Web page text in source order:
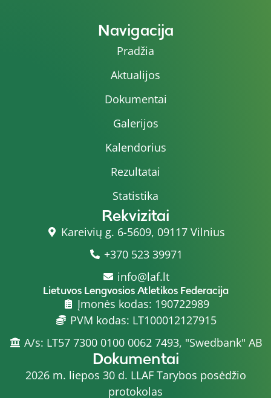
Navigacija
Pradžia
Aktualijos
Dokumentai
Galerijos
Kalendorius
Rezultatai
Statistika
Rekvizitai
Kareivių g. 6-5609, 09117 Vilnius
+370 523 39971
info@laf.lt
Lietuvos Lengvosios Atletikos Federacija
Įmonės kodas: 190722989
PVM kodas: LT100012127915
A/s: LT57 7300 0100 0062 7493, "Swedbank" AB
Dokumentai
2026 m. liepos 30 d. LLAF Tarybos posėdžio
protokolas